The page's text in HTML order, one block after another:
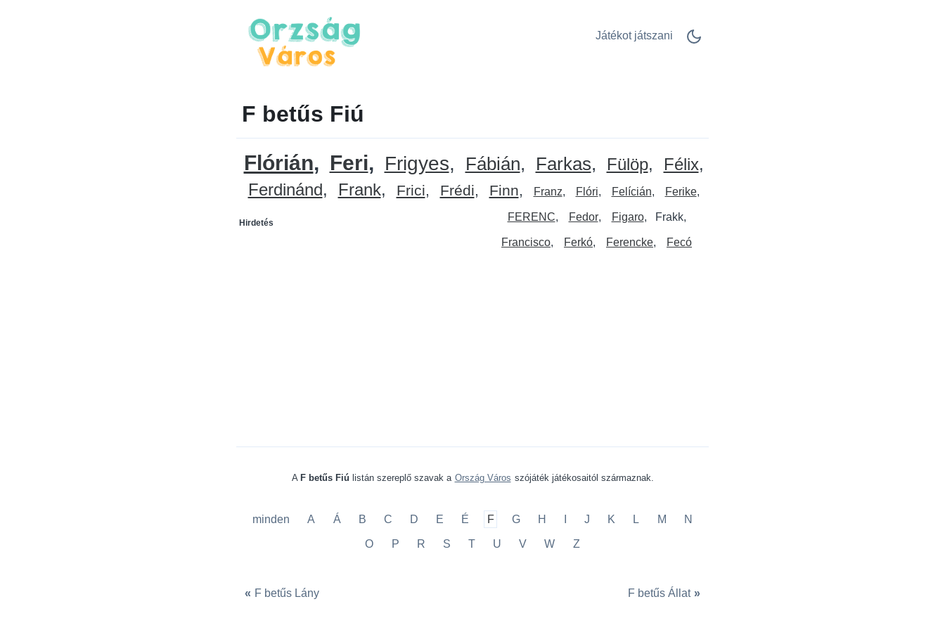
Játékot játszani
F betűs Fiú
Flórián Feri Frigyes Fábián Farkas Fülöp
Félix
Ferdinánd
Frank Frici Frédi Finn Franz Flóri Felícián
Hirdetés
Ferike
FERENC Fedor Figaro Frakk
Francisco Ferkó Ferencke Fecó
A F betűs Fiú listán szereplő szavak a Ország Város szójáték játékosaitól származnak.
minden A Á B C D E É F G H J K L M N
O P R S T U V W Z
« F betűs Lány F betűs Állat »